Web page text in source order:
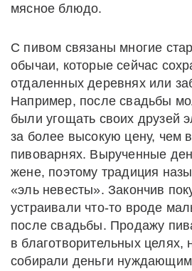
мясное блюдо.
С пивом связаны многие
обычаи, которые сейчас
отдаленных деревнях или
Например, после свадьбы
были угощать своих друзей
за более высокую цену, чем
пивоварнях. Вырученные
жене, поэтому традиция
«эль невесты». Закончив
устраивали что-то вроде
после свадьбы. Продажу
в благотворительных целях,
собирали деньги